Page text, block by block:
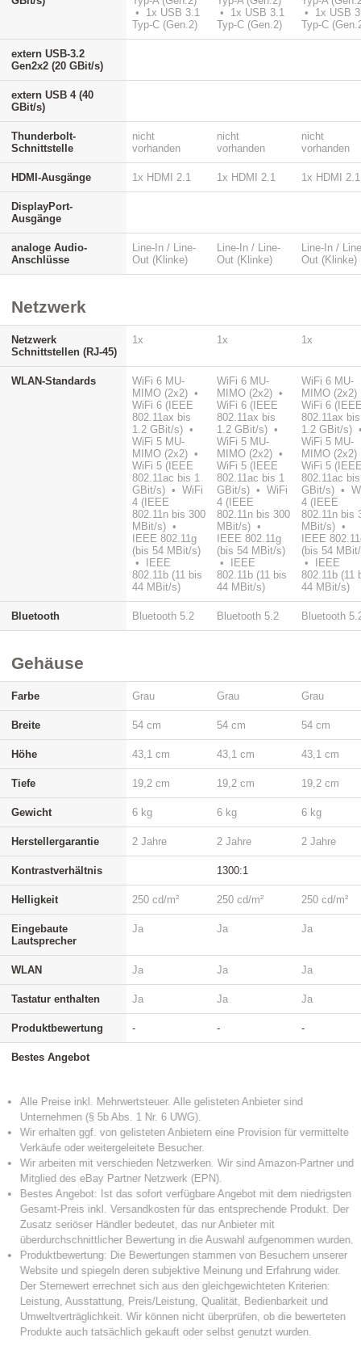
• 1x USB 3.1
Typ-C (Gen.2)
• 1x USB 3.1
Typ-C (Gen.2)
• 1x USB
Typ-C
extern USB-3.2
Gen2x2 (20 GBit/s)
extern USB 4 (40
GBit/s)
Thunderbolt-
Schnittstelle
nicht
vorhanden
nicht
vorhanden
nicht
vorhanden
HDMI-Ausgänge 1x HDMI 2.1 1x HDMI 2.1 1x HDMI 2.1
DisplayPort-
Ausgänge
analoge Audio-
Anschlüsse
Line-In / Line-
Out (Klinke)
Line-In / Line-
Out (Klinke)
Line-In /
Out (Klinke)
Netzwerk
Netzwerk
Schnittstellen (RJ-45)
1x 1x 1x
WLAN-Standards
WiFi 6 MU-
MIMO (2x2) •
WiFi 6 (IEEE
802.11ax bis
1.2 GBit/s) •
WiFi 5 MU-
MIMO (2x2) •
WiFi 5 (IEEE
802.11ac bis 1
GBit/s) • WiFi
4 (IEEE
802.11n bis 300
MBit/s) •
IEEE 802.11g
(bis 54 MBit/s)
• IEEE
802.11b (11 bis
44 MBit/s)
WiFi 6 MU-
MIMO (2x2) •
WiFi 6 (IEEE
802.11ax bis
1.2 GBit/s) •
WiFi 5 MU-
MIMO (2x2) •
WiFi 5 (IEEE
802.11ac bis 1
GBit/s) • WiFi
4 (IEEE
802.11n bis 300
MBit/s) •
IEEE 802.11g
(bis 54 MBit/s)
• IEEE
802.11b (11 bis
44 MBit/s)
WiFi 6 MU-
MIMO
WiFi 6
802.11ax bis
1.2 GBit/s)
WiFi 5 MU-
MIMO
WiFi 5
802.11ac
GBit/s) •
4 (IEEE
802.11n bis
MBit/s) •
IEEE
(bis 54
• IEEE
802.11b (11
44 MBit/s)
Bluetooth Bluetooth 5.2 Bluetooth 5.2 Bluetooth
Gehäuse
Farbe Grau Grau Grau
Breite 54 cm 54 cm 54 cm
Höhe 43,1 cm 43,1 cm 43,1 cm
Tiefe 19,2 cm 19,2 cm 19,2 cm
Gewicht 6 kg 6 kg 6 kg
Herstellergarantie 2 Jahre 2 Jahre 2 Jahre
Kontrastverhältnis 1300:1
Helligkeit 250 cd/m² 250 cd/m² 250 cd/m²
Eingebaute
Lautsprecher
Ja Ja Ja
WLAN Ja Ja Ja
Tastatur enthalten Ja Ja Ja
Produktbewertung - - -
Bestes Angebot